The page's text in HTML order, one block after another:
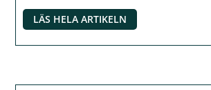
LÄS HELA ARTIKELN